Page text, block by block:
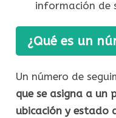
información de
¿Qué es un
Un número de
que se asigna a un
ubicación y estado